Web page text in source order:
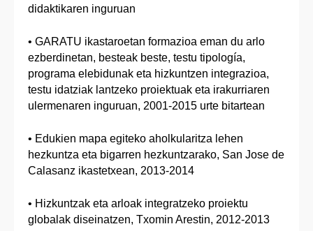
didaktikaren inguruan
• GARATU ikastaroetan formazioa eman du arlo
ezberdinetan, besteak beste, testu tipología,
programa elebidunak eta hizkuntzen integrazioa,
testu idatziak lantzeko proiektuak eta irakurriaren
ulermenaren inguruan, 2001-2015 urte bitartean
• Edukien mapa egiteko aholkularitza lehen
hezkuntza eta bigarren hezkuntzarako, San Jose de
Calasanz ikastetxean, 2013-2014
• Hizkuntzak eta arloak integratzeko proiektu
globalak diseinatzen, Txomin Arestin, 2012-2013